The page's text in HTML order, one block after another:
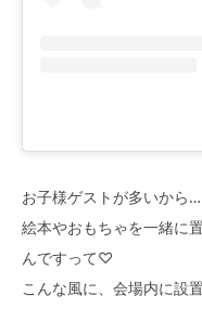
お子様ゲストが多いから
絵本やおもちゃを一緒に
んですって♡
こんな風に、会場内に設